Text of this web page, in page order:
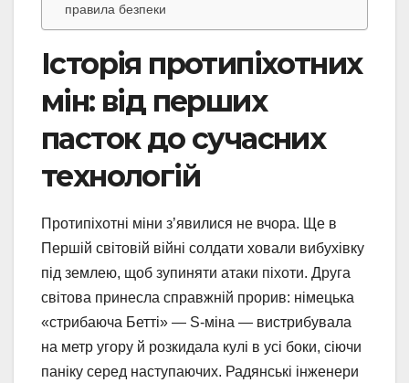
правила безпеки
Історія протипіхотних
мін: від перших
пасток до сучасних
технологій
Протипіхотні міни з’явилися не вчора. Ще в
Першій світовій війні солдати ховали вибухівку
під землею, щоб зупиняти атаки піхоти. Друга
світова принесла справжній прорив: німецька
«стрибаюча Бетті» — S-міна — вистрибувала
на метр угору й розкидала кулі в усі боки, сіючи
паніку серед наступаючих. Радянські інженери